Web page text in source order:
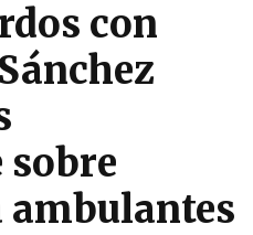
con
sobre
ambulantes